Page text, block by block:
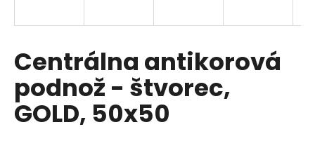
Centrálna antikorová
podnož - štvorec,
GOLD, 50x50
s
ť
?